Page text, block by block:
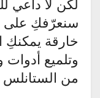
سنعرّفكِ على
خارقة يمكنكِ
وتلميع
من